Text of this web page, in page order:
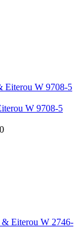
W 9708-5